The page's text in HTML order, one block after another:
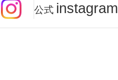
公式 instagram